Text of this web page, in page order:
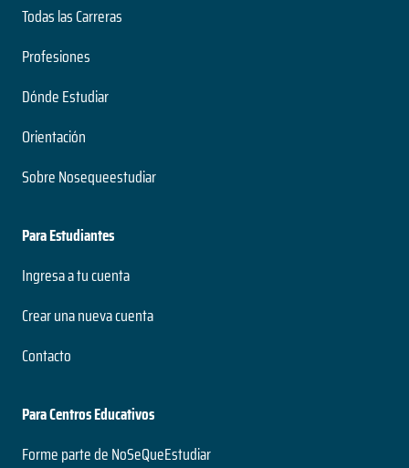
Todas las Carreras
Profesiones
Dónde Estudiar
Orientación
Sobre Nosequeestudiar
Para Estudiantes
Ingresa a tu cuenta
Crear una nueva cuenta
Contacto
Para Centros Educativos
Forme parte de NoSeQueEstudiar